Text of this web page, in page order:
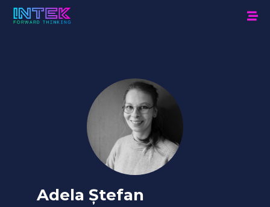
Adela Ștefan